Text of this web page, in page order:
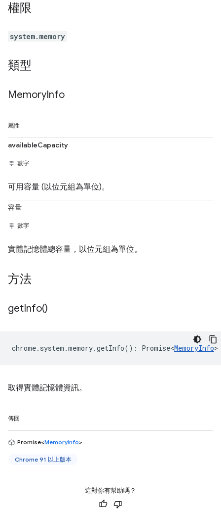
權限
system.memory
類型
MemoryInfo
屬性
availableCapacity
數字
可用容量 (以位元組為單位)。
容量
數字
實體記憶體總容量，以位元組為單位。
方法
getInfo()
chrome. system .memory.getInfo() : Promise<MemoryInfo>
取得實體記憶體資訊。
傳回
Promise<MemoryInfo>
Chrome 91 以上版本
這對你有幫助嗎？